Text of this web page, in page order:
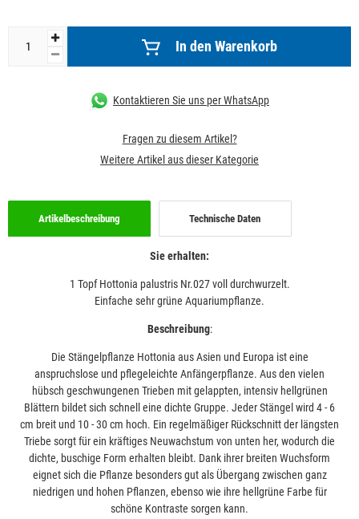
In den Warenkorb
Kontaktieren Sie uns per WhatsApp
Fragen zu diesem Artikel?
Weitere Artikel aus dieser Kategorie
Artikelbeschreibung Technische Daten
Sie erhalten:
1 Topf Hottonia palustris Nr.027 voll durchwurzelt.
Einfache sehr grüne Aquariumpflanze.
Beschreibung:
Die Stängelpflanze Hottonia aus Asien und Europa ist eine
anspruchslose und pflegeleichte Anfängerpflanze. Aus den vielen
hübsch geschwungenen Trieben mit gelappten, intensiv hellgrünen
Blättern bildet sich schnell eine dichte Gruppe. Jeder Stängel wird 4 - 6
cm breit und 10 - 30 cm hoch. Ein regelmäßiger Rückschnitt der längsten
Triebe sorgt für ein kräftiges Neuwachstum von unten her, wodurch die
dichte, buschige Form erhalten bleibt. Dank ihrer breiten Wuchsform
eignet sich die Pflanze besonders gut als Übergang zwischen ganz
niedrigen und hohen Pflanzen, ebenso wie ihre hellgrüne Farbe für
schöne Kontraste sorgen kann.